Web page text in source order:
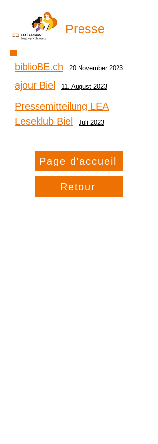
Presse
biblioBE.ch 20.November 2023
ajour Biel 11. August 2023
Pressemitteilung LEA
Leseklub Biel
Juli 2023
Page d'accueil
Retour